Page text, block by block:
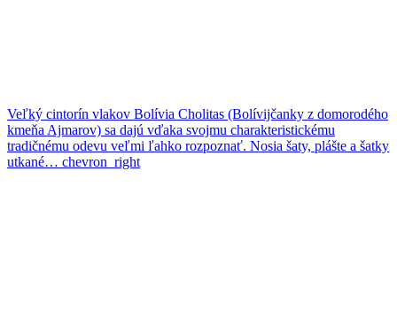
Veľký cintorín vlakov Bolívia Cholitas (Bolívijčanky z domorodého
kmeňa Ajmarov) sa dajú vďaka svojmu charakteristickému
tradičnému odevu veľmi ľahko rozpoznať. Nosia šaty, plášte a šatky
utkané… chevron_right